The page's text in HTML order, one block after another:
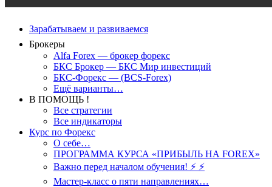
Зарабатываем и развиваемся
Брокеры
Alfa Forex — брокер форекс
БКС Брокер — БКС Мир инвестиций
БКС-Форекс — (BCS-Forex)
Ещё варианты…
В ПОМОЩЬ !
Все стратегии
Все индикаторы
Курс по Форекс
О себе…
ПРОГРАММА КУРСА «ПРИБЫЛЬ НА FOREX»
Важно перед началом обучения! ⚡ ⚡
Мастер-класс о пяти направлениях…